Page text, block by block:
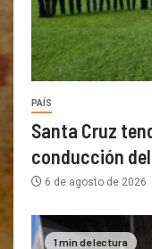
PAÍS
Santa Cruz
conducción
6 de agosto de 2026
1 min de lectura